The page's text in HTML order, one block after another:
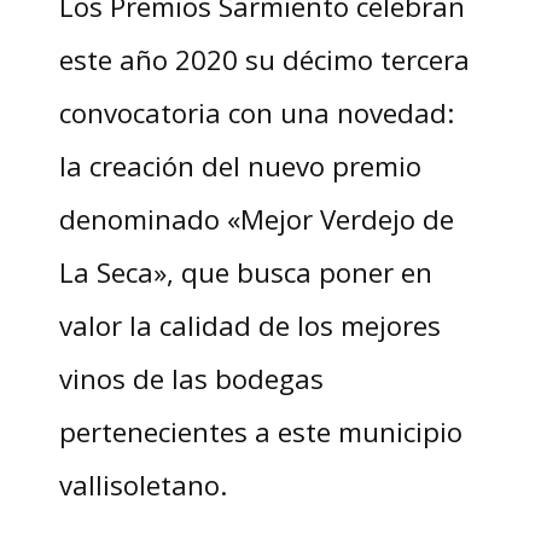
este año 2020 su décimo tercera
convocatoria con una novedad:
la creación del nuevo premio
denominado «Mejor Verdejo de
La Seca», que busca poner en
valor la calidad de los mejores
vinos de las bodegas
pertenecientes a este municipio
vallisoletano.